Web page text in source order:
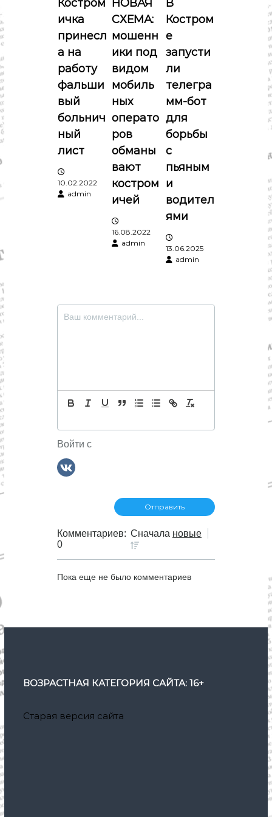
я
п
о
з
а
п
и
с
Костром
ичка
принесл
а на
работу
фальши
вый
больнич
ный
лист
10.02.2022
admin
НОВАЯ
СХЕМА:
мошенн
ики под
видом
мобиль
ных
операто
ров
обманы
вают
костром
ичей
16.08.2022
admin
В
Костром
е
запусти
ли
телегра
мм-бот
для
борьбы
с
пьяным
и
водител
ями
13.06.2025
admin
Войти с
Комментариев:
0
Сначала новые
Пока еще не было комментариев
ВОЗРАСТНАЯ КАТЕГОРИЯ САЙТА: 16+
Старая версия сайта